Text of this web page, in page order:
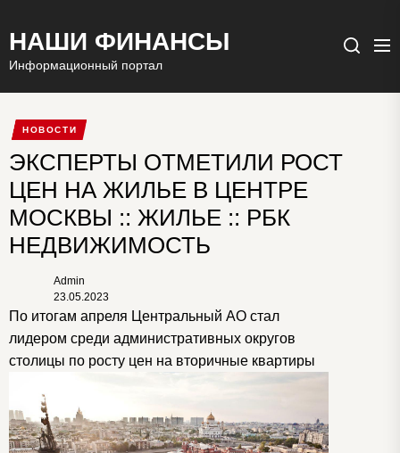
НАШИ ФИНАНСЫ
Информационный портал
Поиск
НОВОСТИ
ЭКСПЕРТЫ ОТМЕТИЛИ РОСТ
ЦЕН НА ЖИЛЬЕ В ЦЕНТРЕ
МОСКВЫ :: ЖИЛЬЕ :: РБК
НЕДВИЖИМОСТЬ
Admin
23.05.2023
По итогам апреля Центральный АО стал
лидером среди административных округов
столицы по росту цен на вторичные квартиры